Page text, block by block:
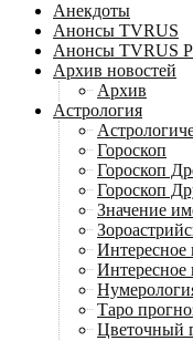
Анекдоты
Анонсы TVRUS
Анонсы TVRUS
Архив новостей
Архив
Астрология
Гороскоп
Гороскоп
Гороскоп
Значение
Интересное
Интересное
Таро
Цветочный